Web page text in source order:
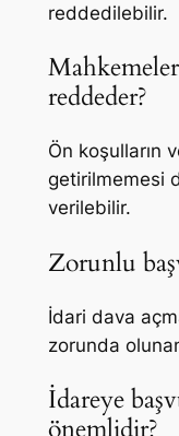
reddedilebilir.
reddeder?
Ön koşulların
getirilmemesi
verilebilir.
Zorunlu
İdari dava
zorunda
İdareye
önemlidir?